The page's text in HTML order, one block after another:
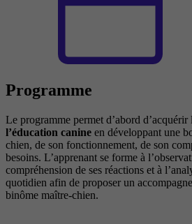
Programme
Le programme permet d’abord d’acquérir
l’éducation canine en développant une
chien, de son fonctionnement, de son
besoins. L’apprenant se forme à
compréhension de ses réactions et à
quotidien afin de proposer un
binôme maître-chien.